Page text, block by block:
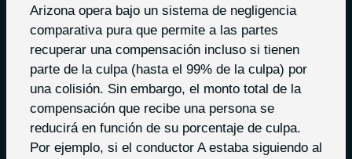
Arizona opera bajo un sistema de negligencia
comparativa pura que permite a las partes
recuperar una compensación incluso si tienen
parte de la culpa (hasta el 99% de la culpa) por
una colisión. Sin embargo, el monto total de la
compensación que recibe una persona se
reducirá en función de su porcentaje de culpa.
Por ejemplo, si el conductor A estaba siguiendo al